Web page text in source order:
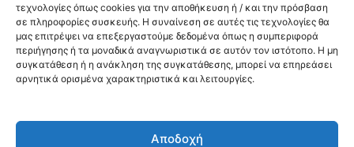
τεχνολογίες όπως cookies για την αποθήκευση ή / και την πρόσβαση
σε πληροφορίες συσκευής. Η συναίνεση σε αυτές τις τεχνολογίες θα
μας επιτρέψει να επεξεργαστούμε δεδομένα όπως η συμπεριφορά
περιήγησης ή τα μοναδικά αναγνωριστικά σε αυτόν τον ιστότοπο. Η μη
συγκατάθεση ή η ανάκληση της συγκατάθεσης, μπορεί να επηρεάσει
αρνητικά ορισμένα χαρακτηριστικά και λειτουργίες.
Αποδοχή